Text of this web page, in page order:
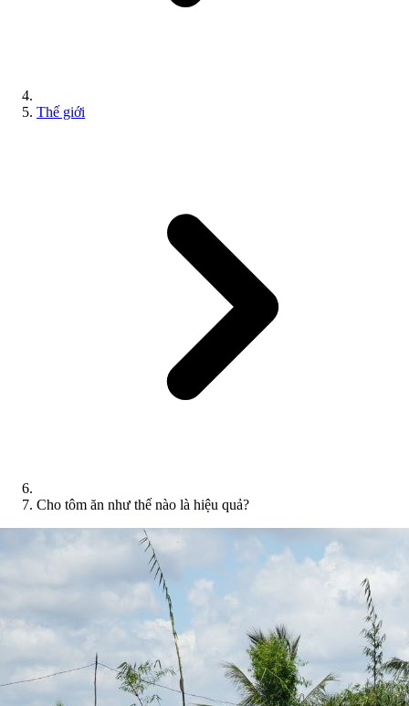
Thế giới
Cho tôm ăn như thế nào là hiệu quả?